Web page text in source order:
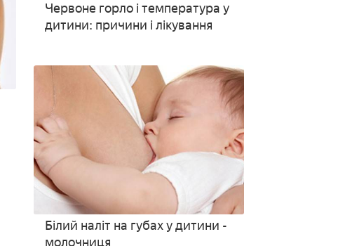
Червоне горло і температура у
дитини: причини і лікування
Білий наліт на губах у дитини -
молочниця